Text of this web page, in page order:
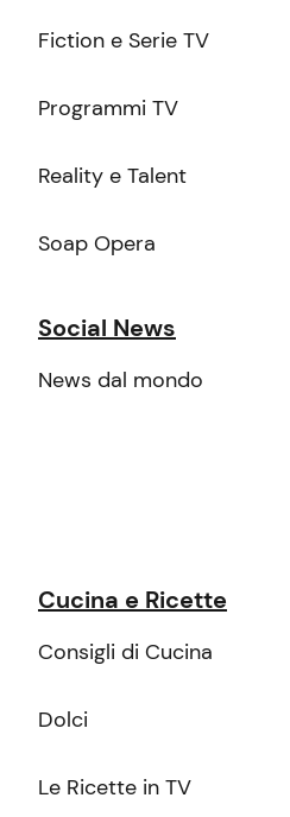
Fiction e Serie TV
Programmi TV
Reality e Talent
Soap Opera
Social News
News dal mondo
Cucina e Ricette
Consigli di Cucina
Dolci
Le Ricette in TV